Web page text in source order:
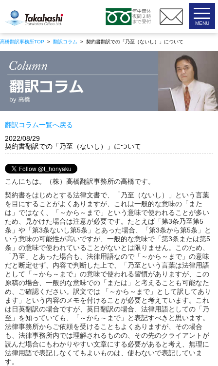
高橋翻訳事務所
高橋翻訳事務所TOP > 翻訳コラム > 契約書翻訳での「乃至（ないし）」について
2022/08/29
契約書翻訳での「乃至（ないし）」について
こんにちは。（株）高橋翻訳事務所の高橋です。
契約書をはじめとする法律文書で、「乃至（ないし）」という言葉
を目にすることがよくありますが、これは一般的な意味の「また
は」ではなく、「～から～まで」という意味で使われることが多い
ため、見かけた場合は注意が必要です。たとえば「第3条乃至第5
条」や「第3条ないし第5条」とあった場合、「第3条から第5条」と
いう意味の可能性が高いですが、一般的な意味で「第3条または第5
条」の意味で使われていることがないとは限りません。このため、
「乃至」とあった場合も、法律用語なので「～から～まで」の意味
だと断定せず、内容で判断した上で、「乃至という言葉は法律用語
として「～から～まで」の意味で使われる習慣がありますが、この
原稿の場合、一般的な意味での「または」と考えることも可能なた
め、ご確認ください。訳文では 「～から～まで」として訳してあり
ます」という内容のメモを付けることが必要と考えています。これ
は日英翻訳の場合ですが、英日翻訳の場合、法律用語としての「乃
至」を知っていても、「～から～まで」と表記すべきと思います。
法律事務所からご依頼を受けることもよくありますが、その場合
も、法律事務所内では理解されるものの、その先のクライアントが
読んだ場合にもわかりやすい文章にする必要があると考え、無理に
法律用語で表記しなくてもよいものは、使わないで表記していま
す。